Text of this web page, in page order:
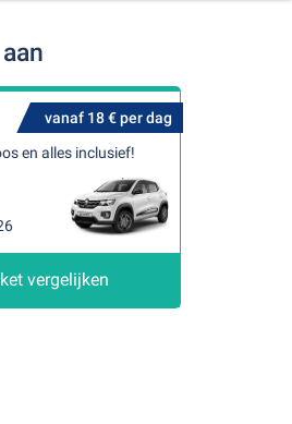
vanaf 18 € per dag
en alles inclusief!
vergelijken